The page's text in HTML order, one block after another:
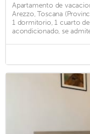
Apartamento de
Arezzo, Toscana
1 dormitorio, 1 cuarto de
acondicionado, se